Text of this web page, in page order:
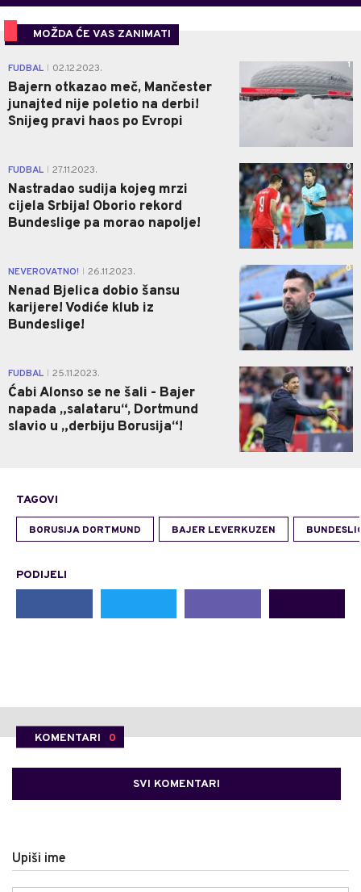
MOŽDA ĆE VAS ZANIMATI
FUDBAL 02.12.2023.
Bajern otkazao meč, Mančester
junajted nije poletio na derbi!
Snijeg pravi haos po Evropi
1
FUDBAL 27.11.2023.
Nastradao sudija kojeg mrzi
cijela Srbija! Oborio rekord
Bundeslige pa morao napolje!
0
NEVEROVATNO! 26.11.2023.
Nenad Bjelica dobio šansu
karijere! Vodiće klub iz
Bundeslige!
0
FUDBAL 25.11.2023.
Ćabi Alonso se ne šali - Bajer
napada „salataru“, Dortmund
slavio u „derbiju Borusija“!
0
TAGOVI
BORUSIJA DORTMUND BAJER LEVERKUZEN
PODIJELI
KOMENTARI 0
SVI KOMENTARI
Upiši ime